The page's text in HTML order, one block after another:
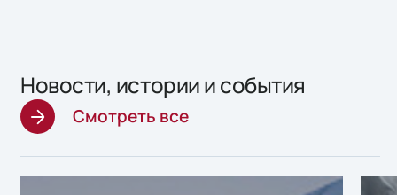
Новости, истории и события
Смотреть все